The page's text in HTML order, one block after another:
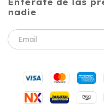
nadie